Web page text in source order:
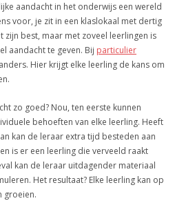
aandacht in het onderwijs een wereld
voor, je zit in een klaslokaal met dertig
best, maar met zoveel leerlingen is
aandacht te geven. Bij particulier
Hier krijgt elke leerling de kans om
zo goed? Nou, ten eerste kunnen
behoeften van elke leerling. Heeft
kan de leraar extra tijd besteden aan
is er een leerling die verveeld raakt
kan de leraar uitdagender materiaal
Het resultaat? Elke leerling kan op
groeien.